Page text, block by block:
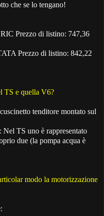
che se lo tengano!
Prezzo di listino: 747,36
Prezzo di listino: 842,22
TS e quella V6?
tenditore montato sul
TS uno è rappresentato
due (la pompa acqua è
modo la motorizzazione